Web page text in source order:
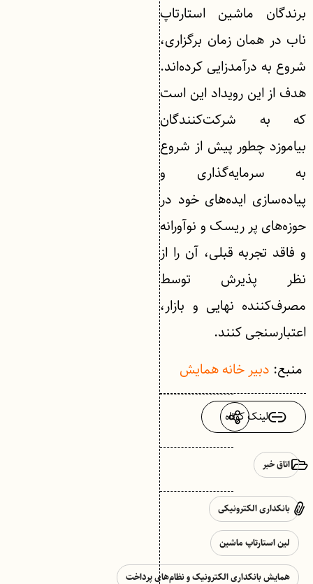
برندگان ماشین استارتاپ
ناب در همان زمان برگزاری،
شروع به درآمدزایی کرده‌اند.
هدف از این رویداد این است
که به شرکت‌کنندگان
بیاموزد چطور پیش از شروع
به سرمایه‌گذاری و
پیاده‌سازی ایده‌های خود در
حوزه‌های پر ریسک و نوآورانه
و فاقد تجربه قبلی، آن را از
نظر پذیرش توسط
مصرف‌کننده نهایی و بازار،
اعتبار‌سنجی کنند.
منبع: دبیر خانه همایش
لینک کوتاه
اتاق خبر
بانکداری الکترونیکی
لین استارتاپ ماشین
همایش بانکداری الکترونیک و نظام‌های پرداخت